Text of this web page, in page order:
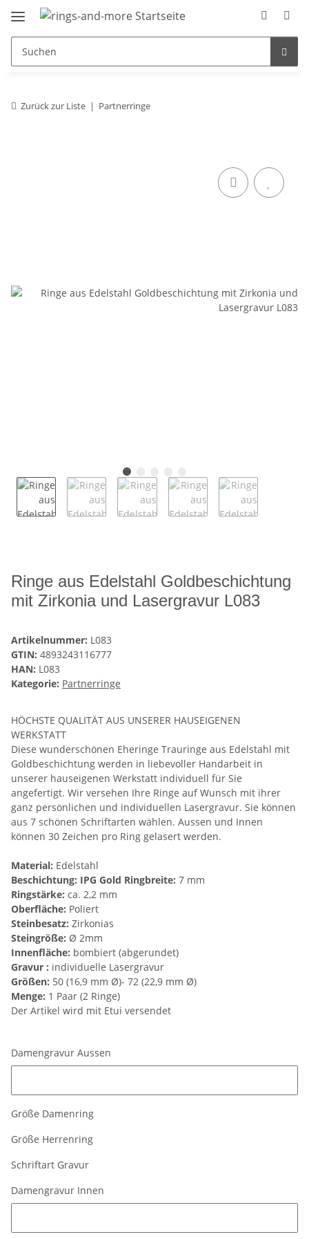
Zurück zur Liste Partnerringe
Ringe aus Edelstahl Goldbeschichtung
mit Zirkonia und Lasergravur L083
Artikelnummer: L083
GTIN: 4893243116777
HAN: L083
Kategorie: Partnerringe
HÖCHSTE QUALITÄT AUS UNSERER HAUSEIGENEN
WERKSTATT
Diese wunderschönen Eheringe Trauringe aus Edelstahl mit
Goldbeschichtung werden in liebevoller Handarbeit in
unserer hauseigenen Werkstatt individuell für Sie
angefertigt. Wir versehen Ihre Ringe auf Wunsch mit ihrer
ganz persönlichen und individuellen Lasergravur. Sie können
aus 7 schönen Schriftarten wählen. Aussen und Innen
können 30 Zeichen pro Ring gelasert werden.
Material: Edelstahl
Beschichtung: IPG Gold Ringbreite: 7 mm
Ringstärke: ca. 2,2 mm
Oberfläche: Poliert
Steinbesatz: Zirkonias
Steingröße: Ø 2mm
Innenfläche: bombiert (abgerundet)
Gravur : individuelle Lasergravur
Größen: 50 (16,9 mm Ø)- 72 (22,9 mm Ø)
Menge: 1 Paar (2 Ringe)
Der Artikel wird mit Etui versendet
Damengravur Aussen
Größe Damenring
Größe Herrenring
Schriftart Gravur
Damengravur Innen